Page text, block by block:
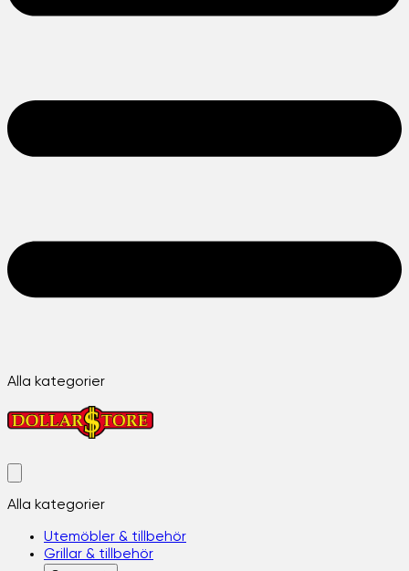
Alla kategorier
Alla kategorier
Utemöbler & tillbehör
Grillar & tillbehör